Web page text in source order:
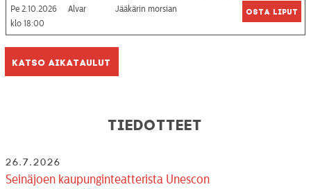
Pe 2.10.2026
18:00
Alvar Jääkärin morsian Osta liput
Katso aikataulut
Tiedotteet
26.7.2026
Seinäjoen kaupunginteatterista Unescon